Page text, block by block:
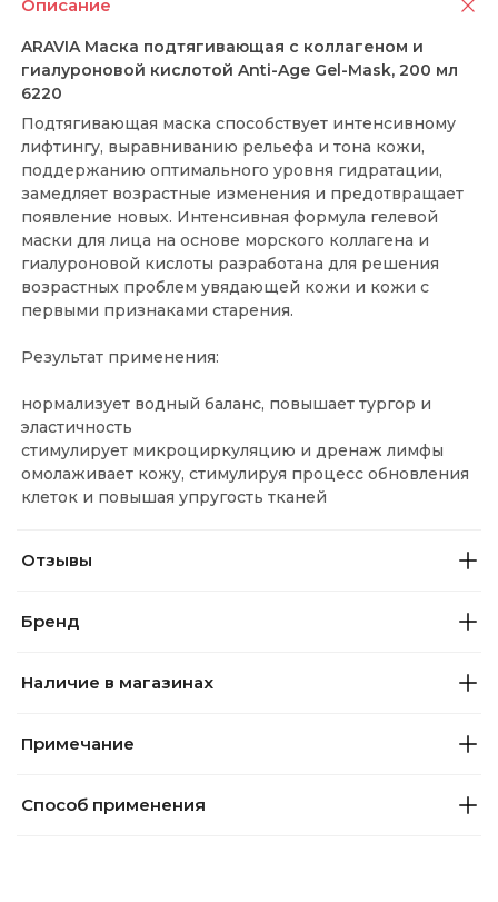
Описание
ARAVIA Маска подтягивающая с коллагеном и
гиалуроновой кислотой Anti-Age Gel-Mask, 200 мл
6220
Подтягивающая маска способствует интенсивному
лифтингу, выравниванию рельефа и тона кожи,
поддержанию оптимального уровня гидратации,
замедляет возрастные изменения и предотвращает
появление новых. Интенсивная формула гелевой
маски для лица на основе морского коллагена и
гиалуроновой кислоты разработана для решения
возрастных проблем увядающей кожи и кожи с
первыми признаками старения.
Результат применения:
нормализует водный баланс, повышает тургор и
эластичность
стимулирует микроциркуляцию и дренаж лимфы
омолаживает кожу, стимулируя процесс обновления
клеток и повышая упругость тканей
Отзывы
Бренд
Наличие в магазинах
Примечание
Способ применения